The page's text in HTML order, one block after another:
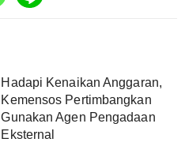
Hadapi Kenaikan Anggaran,
Kemensos Pertimbangkan
Gunakan Agen Pengadaan
Eksternal